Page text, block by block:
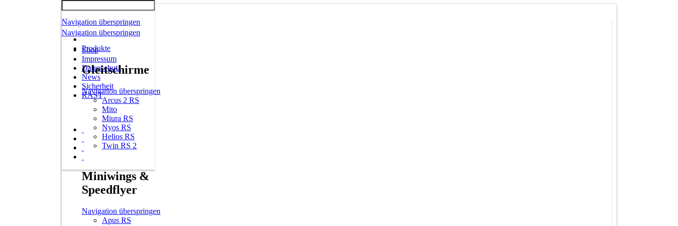
Navigation überspringen
Shop
Impressum
Datenschutz
News
Sicherheit
RAST
Navigation überspringen
Produkte
Gleitschirme
Navigation überspringen
Arcus 2 RS
Mito
Miura RS
Nyos RS
Helios RS
Twin RS 2
Miniwings &
Speedflyer
Navigation überspringen
Apus RS